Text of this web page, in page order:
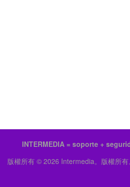
INTERMEDIA = soporte +
版權所有 © 2026 Intermedia。版權所有